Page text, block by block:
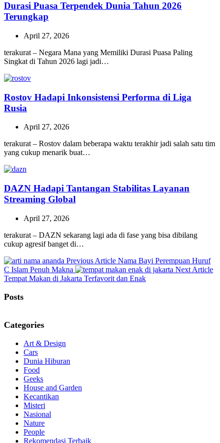
Durasi Puasa Terpendek Dunia Tahun 2026
Terungkap
April 27, 2026
terakurat – Negara Mana yang Memiliki Durasi Puasa Paling
Singkat di Tahun 2026 lagi jadi…
Rostov Hadapi Inkonsistensi Performa di Liga
Rusia
April 27, 2026
terakurat – Rostov dalam beberapa waktu terakhir jadi salah satu tim
yang cukup menarik buat…
DAZN Hadapi Tantangan Stabilitas Layanan
Streaming Global
April 27, 2026
terakurat – DAZN sekarang lagi ada di fase yang bisa dibilang
cukup agresif banget di…
Previous Article Previous
Post:
Nama Bayi Perempuan Huruf
C Islam Penuh Makna
Next Article
Tempat Makan di Jakarta Terfavorit dan Enak
Posts
Categories
Art & Design
Cars
Dunia Hiburan
Food
Geeks
House and Garden
Kecantikan
Misteri
Nasional
Nature
People
Rekomendasi Terbaik